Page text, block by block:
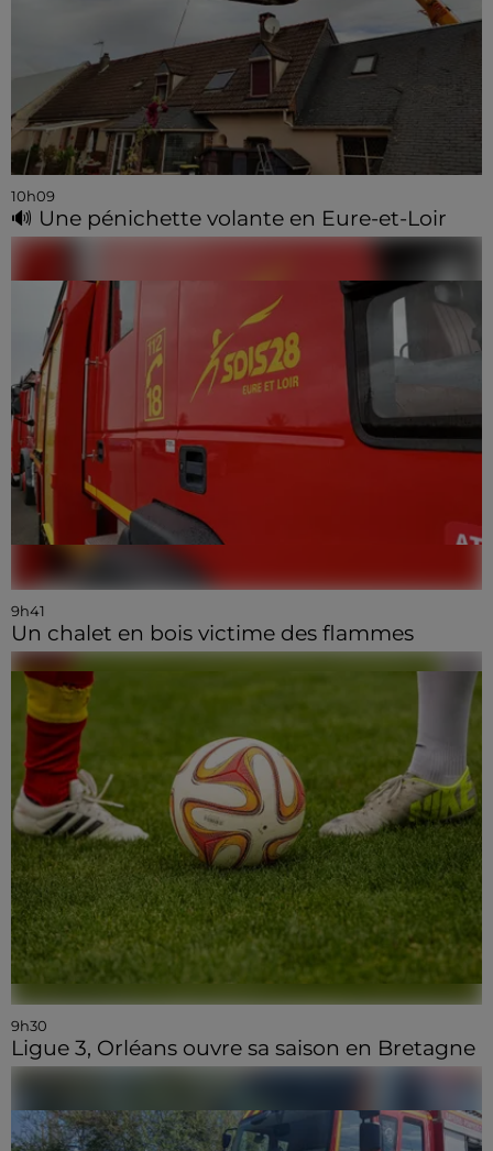
10h09
🔊 Une pénichette volante en Eure-et-Loir
9h41
Un chalet en bois victime des flammes
9h30
Ligue 3, Orléans ouvre sa saison en Bretagne